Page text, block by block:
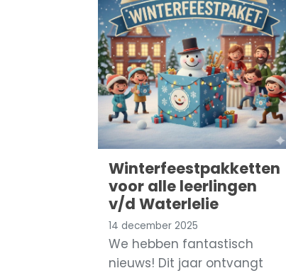
Winterfeestpakketten
voor alle leerlingen
v/d Waterlelie
14 december 2025
​We hebben fantastisch
nieuws! Dit jaar ontvangt